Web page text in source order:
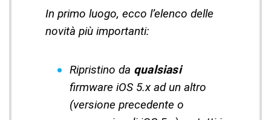
In primo luogo, ecco l’elenco delle
novità più importanti:
Ripristino da qualsiasi
firmware iOS 5.x ad un altro
(versione precedente o